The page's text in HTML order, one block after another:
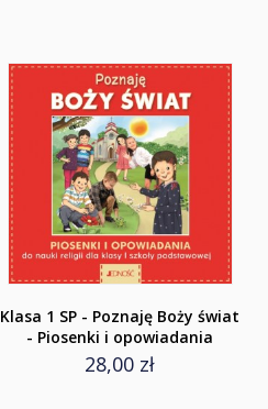
Klasa 1 SP - Poznaję Boży świat
- Piosenki i opowiadania
28,00 zł